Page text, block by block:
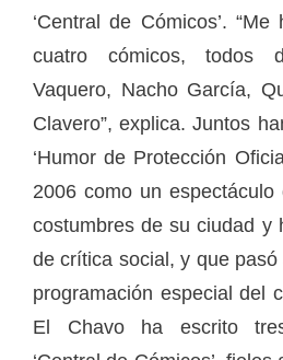
‘Central de Cómicos’.
cuatro cómicos, todos
Vaquero, Nacho García,
Clavero”, explica. Juntos
‘Humor de Protección
2006 como un
costumbres de su ciudad y
de crítica social, y que
programación especial del
El Chavo ha escrito